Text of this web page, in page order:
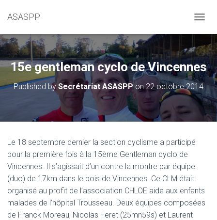
ASASPP
15e gentleman cyclo de Vincennes
Published bySecrétariat ASASPPon22 octobre 2014
Le 18 septembre dernier la section cyclisme a participé
pour la première fois à la 15ème Gentleman cyclo de
Vincennes. Il s’agissait d’un contre la montre par équipe
(duo) de 17km dans le bois de Vincennes. Ce CLM était
organisé au profit de l’association CHLOE aide aux enfants
malades de l’hôpital Trousseau. Deux équipes composées
de Franck Moreau, Nicolas Feret (25mn59s) et Laurent